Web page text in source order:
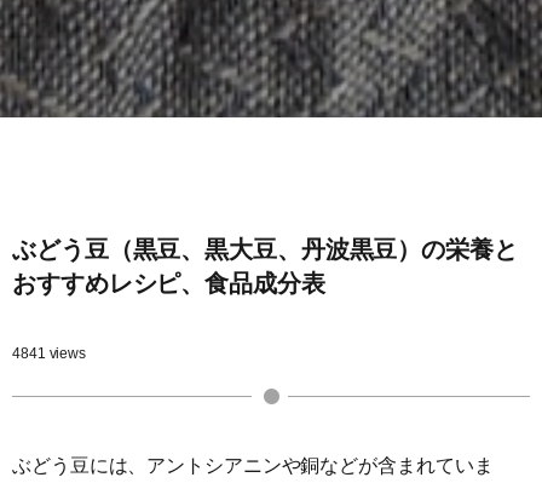
ぶどう豆（黒豆、黒大豆、丹波黒豆）の栄養と
おすすめレシピ、食品成分表
4841 views
ぶどう豆には、アントシアニンや銅などが含まれていま